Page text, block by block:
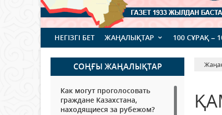
НЕГІЗГІ БЕТ ЖАҢАЛЫҚТАР 100 СҰРАҚ –
СОҢҒЫ ЖАҢАЛЫҚТАР
Как могут проголосовать
граждане Казахстана,
находящиеся за рубежом?